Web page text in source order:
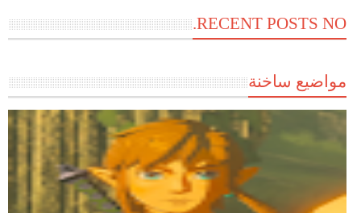
RECENT POSTS NO.
مواضيع ساخنة